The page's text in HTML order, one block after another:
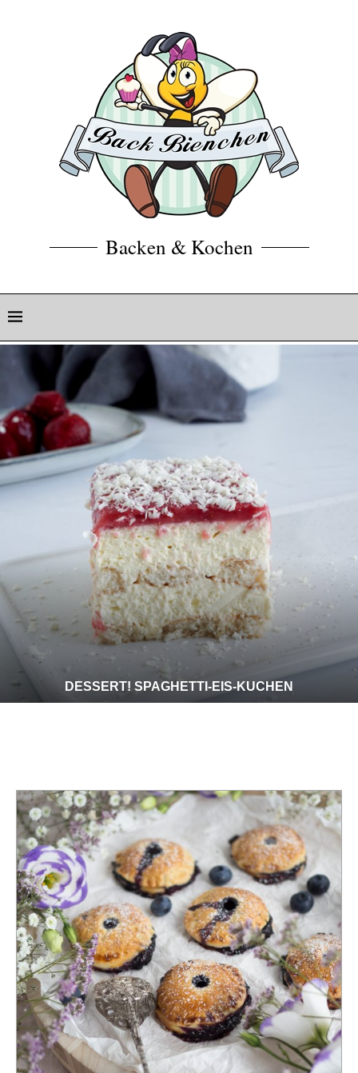
Backen & Kochen
DESSERT! SPAGHETTI-EIS-KUCHEN